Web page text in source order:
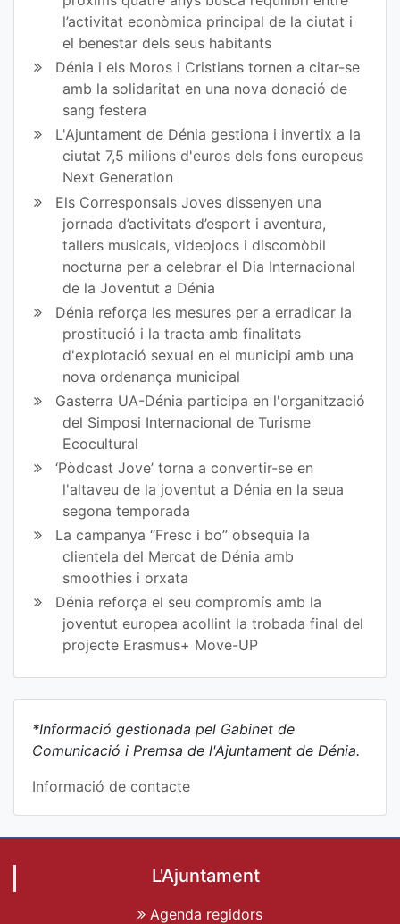
l’activitat econòmica principal de la ciutat i
el benestar dels seus habitants
Dénia i els Moros i Cristians tornen a citar-se
amb la solidaritat en una nova donació de
sang festera
L'Ajuntament de Dénia gestiona i invertix a la
ciutat 7,5 milions d'euros dels fons europeus
Next Generation
Els Corresponsals Joves dissenyen una
jornada d’activitats d’esport i aventura,
tallers musicals, videojocs i discomòbil
nocturna per a celebrar el Dia Internacional
de la Joventut a Dénia
Dénia reforça les mesures per a erradicar la
prostitució i la tracta amb finalitats
d'explotació sexual en el municipi amb una
nova ordenança municipal
Gasterra UA-Dénia participa en l'organització
del Simposi Internacional de Turisme
Ecocultural
‘Pòdcast Jove’ torna a convertir-se en
l'altaveu de la joventut a Dénia en la seua
segona temporada
La campanya “Fresc i bo” obsequia la
clientela del Mercat de Dénia amb
smoothies i orxata
Dénia reforça el seu compromís amb la
joventut europea acollint la trobada final del
projecte Erasmus+ Move-UP
*Informació gestionada pel Gabinet de
Comunicació i Premsa de l'Ajuntament de Dénia.
Informació de contacte
L'Ajuntament
Agenda regidors